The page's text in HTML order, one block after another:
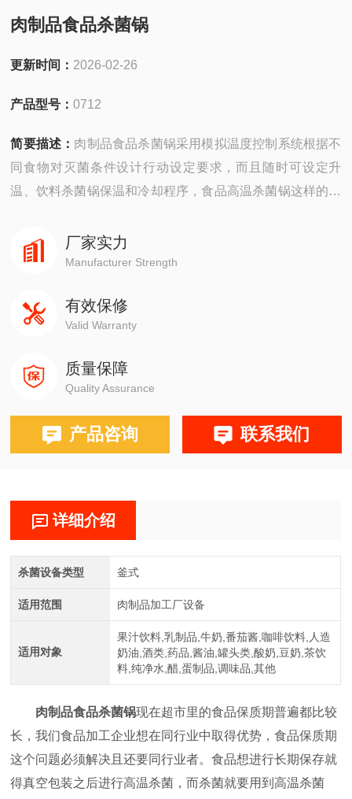
肉制品食品杀菌锅
更新时间： 2026-02-26
产品型号：0712
简要描述： 肉制品食品杀菌锅采用模拟温度控制系统根据不
同食物对灭菌条件设计行动设定要求，而且随时可设定升
温、饮料杀菌锅保温和冷却程序，食品高温杀菌锅这样的目
菌锅通过短时间高温杀菌从而避免了在相同高温高压饮料杀
菌锅灭菌方式下热损伤大的情况，而且保持了食品的原有营
厂家实力
Manufacturer Strength
有效保修
Valid Warranty
质量保障
Quality Assurance
产品咨询 联系我们
详细介绍
杀菌设备类型 釜式
适用范围 肉制品加工厂设备
适用对象
果汁饮料,乳制品,牛奶,番茄酱,咖啡饮料,人造
奶油,酒类,药品,酱油,罐头类,酸奶,豆奶,茶饮
料,纯净水,醋,蛋制品,调味品,其他
肉制品食品杀菌锅现在超市里的食品保质期普遍都比较
长，我们食品加工企业想在同行业中取得优势，食品保质期
这个问题必须解决且还要同行业者。食品想进行长期保存就
得真空包装之后进行高温杀菌，而杀菌就要用到高温杀菌